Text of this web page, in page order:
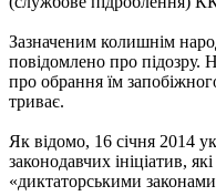
Зазначеним колишнім
повідомлено про підозру.
про обрання їм
триває.
Як відомо, 16 січня 2014
законодавчих ініціатив,
«диктаторськими